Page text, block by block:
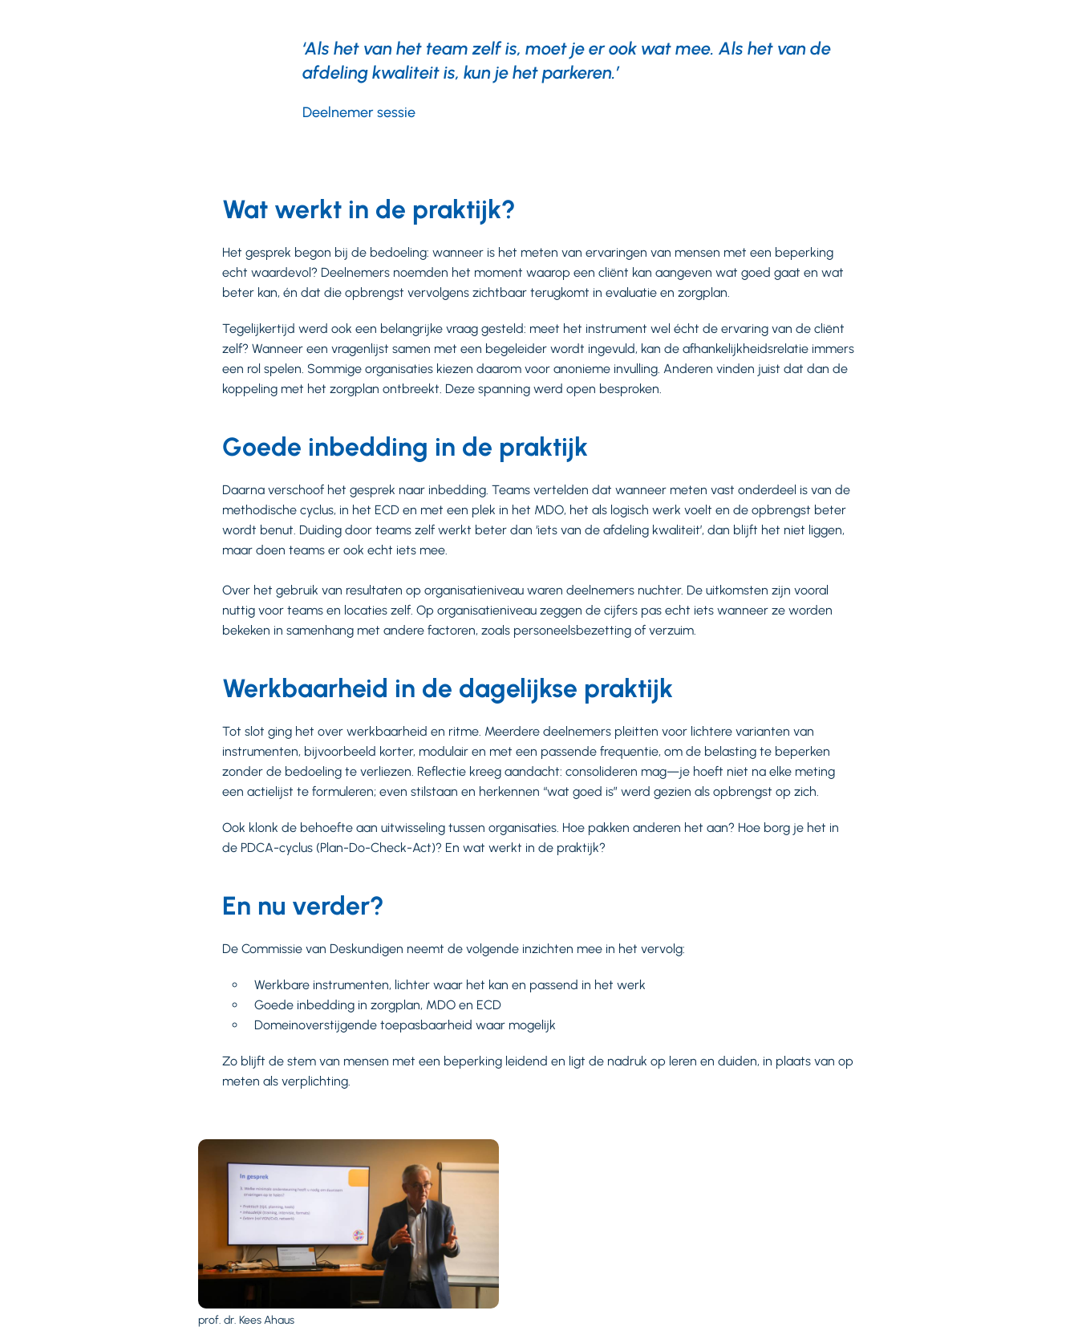
‘Als het van het team zelf is, moet je er ook wat mee. Als het van de
afdeling kwaliteit is, kun je het parkeren.’
Deelnemer sessie
Wat werkt in de praktijk?
Het gesprek begon bij de bedoeling: wanneer is het meten van ervaringen van mensen met een beperking
echt waardevol? Deelnemers noemden het moment waarop een cliënt kan aangeven wat goed gaat en wat
beter kan, én dat die opbrengst vervolgens zichtbaar terugkomt in evaluatie en zorgplan.
Tegelijkertijd werd ook een belangrijke vraag gesteld: meet het instrument wel écht de ervaring van de cliënt
zelf? Wanneer een vragenlijst samen met een begeleider wordt ingevuld, kan de afhankelijkheidsrelatie immers
een rol spelen. Sommige organisaties kiezen daarom voor anonieme invulling. Anderen vinden juist dat dan de
koppeling met het zorgplan ontbreekt. Deze spanning werd open besproken.
Goede inbedding in de praktijk
Daarna verschoof het gesprek naar inbedding. Teams vertelden dat wanneer meten vast onderdeel is van de
methodische cyclus, in het ECD en met een plek in het MDO, het als logisch werk voelt en de opbrengst beter
wordt benut. Duiding door teams zelf werkt beter dan ‘iets van de afdeling kwaliteit’, dan blijft het niet liggen,
maar doen teams er ook echt iets mee.
Over het gebruik van resultaten op organisatieniveau waren deelnemers nuchter. De uitkomsten zijn vooral
nuttig voor teams en locaties zelf. Op organisatieniveau zeggen de cijfers pas echt iets wanneer ze worden
bekeken in samenhang met andere factoren, zoals personeelsbezetting of verzuim.
Werkbaarheid in de dagelijkse praktijk
Tot slot ging het over werkbaarheid en ritme. Meerdere deelnemers pleitten voor lichtere varianten van
instrumenten, bijvoorbeeld korter, modulair en met een passende frequentie, om de belasting te beperken
zonder de bedoeling te verliezen. Reflectie kreeg aandacht: consolideren mag—je hoeft niet na elke meting
een actielijst te formuleren; even stilstaan en herkennen “wat goed is” werd gezien als opbrengst op zich.
Ook klonk de behoefte aan uitwisseling tussen organisaties. Hoe pakken anderen het aan? Hoe borg je het in
de PDCA-cyclus (Plan-Do-Check-Act)? En wat werkt in de praktijk?
En nu verder?
De Commissie van Deskundigen neemt de volgende inzichten mee in het vervolg:
Werkbare instrumenten, lichter waar het kan en passend in het werk
Goede inbedding in zorgplan, MDO en ECD
Domeinoverstijgende toepasbaarheid waar mogelijk
Zo blijft de stem van mensen met een beperking leidend en ligt de nadruk op leren en duiden, in plaats van op
meten als verplichting.
prof. dr. Kees Ahaus